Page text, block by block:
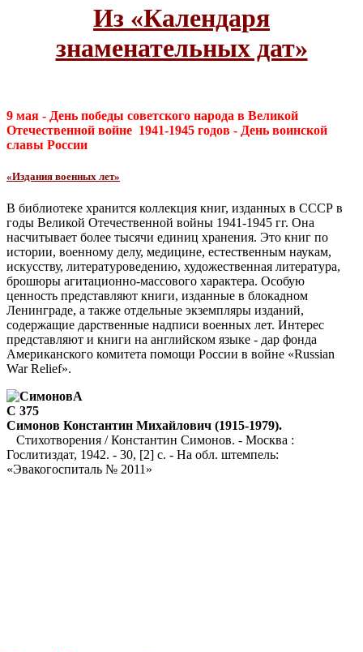
Из «Календаря
знаменательных дат»
9 мая - День победы советского народа в Великой
Отечественной войне 1941-1945 годов - День воинской
славы России
«Издания военных лет»
В библиотеке хранится коллекция книг, изданных в СССР в
годы Великой Отечественной войны 1941-1945 гг. Она
насчитывает более тысячи единиц хранения. Это книг по
истории, военному делу, медицине, естественным наукам,
искусству, литературоведению, художественная литература,
брошюры агитационно-массового характера. Особую
ценность представляют книги, изданные в блокадном
Ленинграде, а также отдельные экземпляры изданий,
содержащие дарственные надписи военных лет. Интерес
представляют и книги на английском языке - дар фонда
Американского комитета помощи России в войне «Russian
War Relief».
А
С 375
Симонов Константин Михайлович (1915-1979).
Стихотворения / Константин Симонов. - Москва :
Гослитиздат, 1942. - 30, [2] с. - На обл. штемпель:
«Эвакогоспиталь № 2011»